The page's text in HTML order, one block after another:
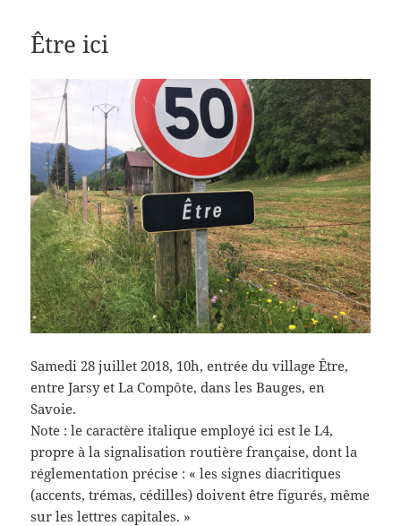
Être ici
Samedi 28 juillet 2018, 10h, entrée du village Être,
entre Jarsy et La Compôte, dans les Bauges, en
Savoie.
Note : le caractère italique employé ici est le L4,
propre à la signalisation routière française, dont la
réglementation précise : « les signes diacritiques
(accents, trémas, cédilles) doivent être figurés, même
sur les lettres capitales. »